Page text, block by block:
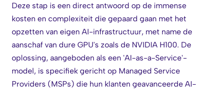
Deze stap is een direct antwoord op de immense
kosten en complexiteit die gepaard gaan met het
opzetten van eigen AI-infrastructuur, met name de
aanschaf van dure GPU's zoals de NVIDIA H100. De
oplossing, aangeboden als een 'AI-as-a-Service'-
model, is specifiek gericht op Managed Service
Providers (MSPs) die hun klanten geavanceerde AI-